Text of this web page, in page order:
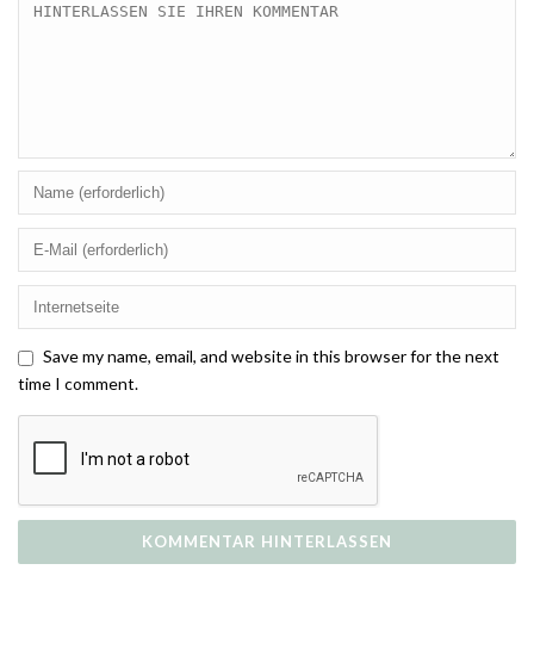
Save my name, email, and website in this browser for the next
time I comment.